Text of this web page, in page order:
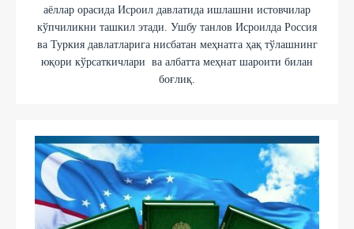
аёллар орасида Исроил давлатида ишлашни истовчилар
кўпчиликни ташкил этади. Ушбу танлов Исроилда Россия
ва Туркия давлатларига нисбатан меҳнатга ҳақ тўлашнинг
юқори кўрсаткичлари ва албатта меҳнат шароити билан
боғлиқ.